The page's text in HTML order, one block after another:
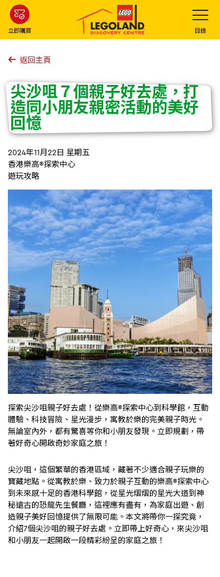
Skip
main
content
立即購買
Toggle
目錄
返回主頁
尖沙咀７個親子好去處，打
造同小朋友親密活動的美好
回憶
2024年11月22日 星期五
香港樂高®探索中心
遊玩攻略
探索尖沙咀親子好去處！從樂高®探索中心到科學館，互動
體驗、科技冒險、星光漫步，寓教於樂的完美親子時光。
無論室內外，都有驚喜等你和小朋友發現。立即規劃，帶
著好奇心開啟奇妙家庭之旅！
尖沙咀，這個繁華的香港區域，藏著不少適合親子玩樂的
寶藏地點。從寓教於樂、致力於親子互動的樂高®探索中心
到未來感十足的香港科學館，從星光熠熠的星光大道到神
秘遠古的恐龍先生餐廳，這裡應有盡有，為家庭出遊、創
造親子美好回憶提供了無限可能。本文將帶你一探究竟，
介紹7個尖沙咀的親子好去處。立即帶上好奇心，來尖沙咀
和小朋友一起開啟一段精彩紛呈的家庭之旅！